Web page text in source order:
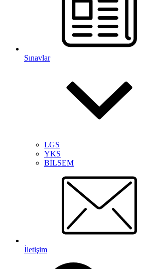
Sınavlar
LGS
YKS
BİLSEM
İletişim